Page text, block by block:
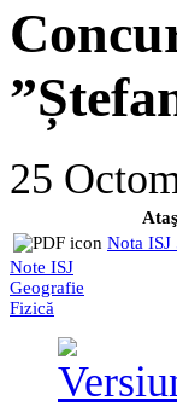
25
Nota
Note ISJ
Geografie
Fizică